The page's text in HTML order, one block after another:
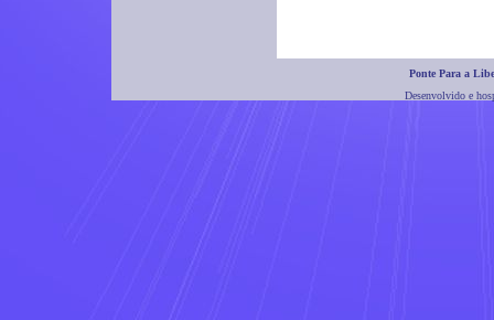
Ponte Para a
Desenvolvido e